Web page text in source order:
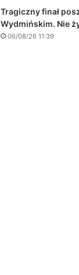
Tragiczny finał
Wydmińskim. Nie
06/08/26 11:39